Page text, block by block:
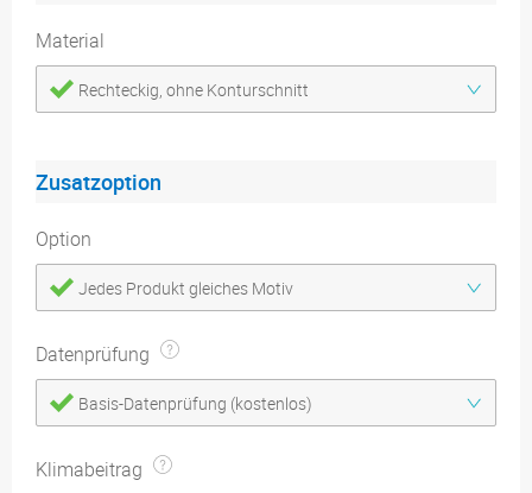
Material
Rechteckig, ohne Konturschnitt
Zusatzoption
Option
Jedes Produkt gleiches Motiv
Datenprüfung
Basis-Datenprüfung (kostenlos)
Klimabeitrag